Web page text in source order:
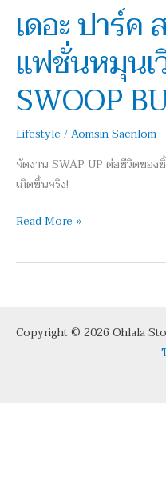
เดอะ ปาร์ค
แฟชั่นหมุนเ
SWOOP
Lifestyle /Aomsin Saenlom
จัดงาน SWAP UP ต่อชีวิตขอ
เกิดขึ้นจริง!
เดอะ
ปาร์ค
สร้าง
สังคม
แฟชั่น
หมุนเวียน
ร่วม
กับ
SWOOP
Read More »
Copyright © 2026 Ohlala